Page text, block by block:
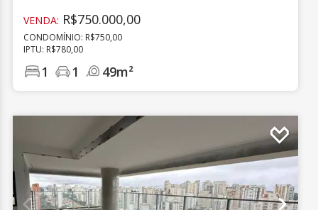
VENDA: R$750.000,00
CONDOMÍNIO: R$750,00
IPTU: R$780,00
1 1 49m²